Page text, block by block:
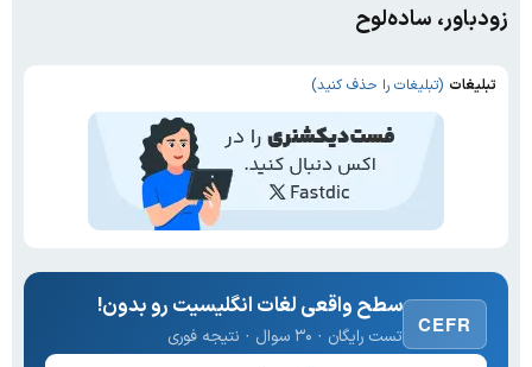
زودباور، ساده‌لوح
تبلیغات (تبلیغات را حذف کنید)
CEFR
سطح واقعی لغات انگلیسیت رو بدون!
تست رایگان · ۳۰ سوال · نتیجه فوری